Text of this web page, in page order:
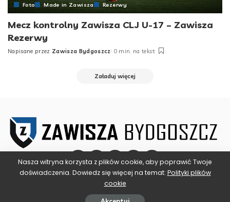
Foto Made in Zawisza Rezerwy
Mecz kontrolny Zawisza CLJ U-17 – Zawisza
Rezerwy
Posted
Napisane przez Zawisza Bydgoszcz 0 min. na tekst
Załaduj więcej
©2025 ZAWISZA BYDGOSZCZ
Nasza witryna korzysta z plików cookie, aby poprawić Twoje
doświadczenia. Dowiedz się więcej na temat: Polityki plików
cookie